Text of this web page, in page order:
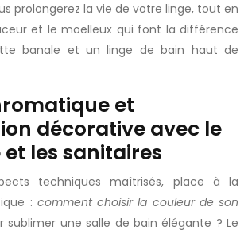
prolongerez la vie de votre linge, tout en
et le moelleux qui font la différence
banale et un linge de bain haut de
et
décorative avec le
les sanitaires
techniques maîtrisés, place à la
: comment choisir la couleur de son
sublimer une salle de bain élégante ? Le